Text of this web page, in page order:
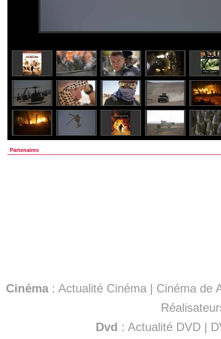
Partenaires
Cinéma: Actualité Cinéma | Cinéma de
Dvd : Actualité DVD |